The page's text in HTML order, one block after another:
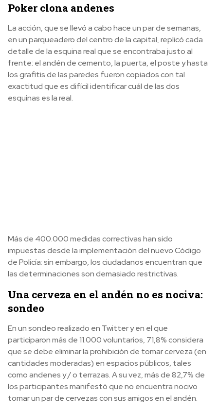
Poker clona andenes
La acción, que se llevó a cabo hace un par de semanas,
en un parqueadero del centro de la capital, replicó cada
detalle de la esquina real que se encontraba justo al
frente: el andén de cemento, la puerta, el poste y hasta
los grafitis de las paredes fueron copiados con tal
exactitud que es difícil identificar cuál de las dos
esquinas es la real.
Más de 400.000 medidas correctivas han sido
impuestas desde la implementación del nuevo Código
de Policía; sin embargo, los ciudadanos encuentran que
las determinaciones son demasiado restrictivas.
Una cerveza en el andén no es nociva:
sondeo
En un sondeo realizado en Twitter y en el que
participaron más de 11.000 voluntarios, 71,8% considera
que se debe eliminar la prohibición de tomar cerveza (en
cantidades moderadas) en espacios públicos, tales
como andenes y / o terrazas. A su vez, más de 82,7% de
los participantes manifestó que no encuentra nocivo
tomar un par de cervezas con sus amigos en el andén.